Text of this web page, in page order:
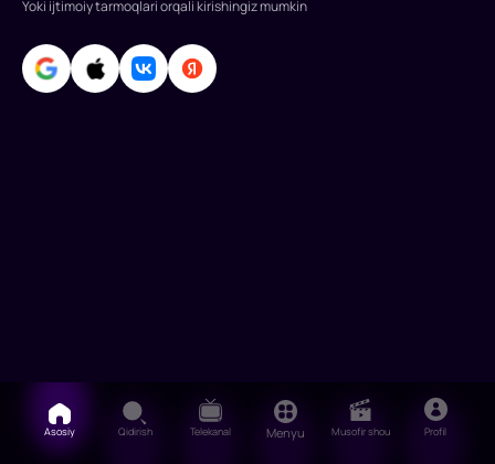
do'stiga
ayl
Yoki ijtimoiy tarmoqlari orqali kirishingiz mumkin
Asosiy Qidirish Telekanal Menyu Musofir shou Profil